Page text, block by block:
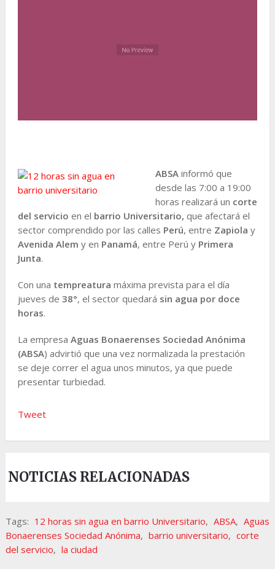
ABSAinformó que
desde las 7:00 a 19:00
horas realizará un corte
del servicio en el barrio Universitario, que afectará el
sector comprendido por las calles Perú, entre Zapiola y
Avenida Alem y en Panamá, entre Perú y Primera
Junta.
Con una tempreatura máxima prevista para el día
jueves de 38°, el sector quedará sin agua por doce
horas.
La empresa Aguas Bonaerenses Sociedad Anónima
(ABSA) advirtió que una vez normalizada la prestación
se deje correr el agua unos minutos, ya que puede
presentar turbiedad.
Tweet
NOTICIAS RELACIONADAS
Tags: 12 horas sin agua en barrio Universitario, ABSA, Aguas
Bonaerenses Sociedad Anónima, barrio universitario, corte
del servicio, la ciudad